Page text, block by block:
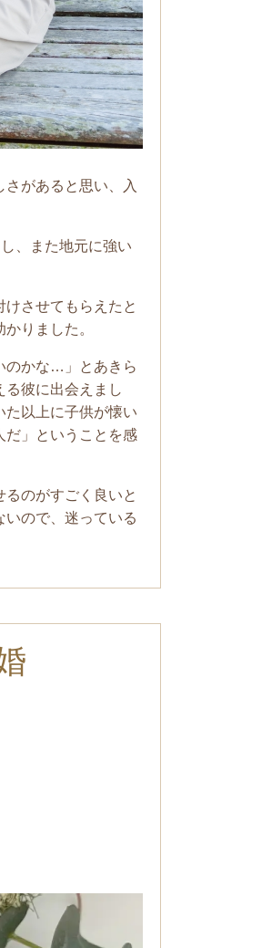
があると思い、入
、また地元に強い
させてもらえたと
りました。
のかな…」とあきら
彼に出会えまし
た以上に子供が懐い
だ」ということを感
のがすごく良いと
ので、迷っている